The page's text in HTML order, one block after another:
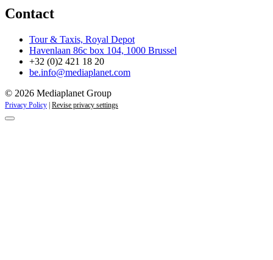
Contact
Tour & Taxis, Royal Depot
Havenlaan 86c box 104, 1000 Brussel
+32 (0)2 421 18 20
be.info@mediaplanet.com
© 2026 Mediaplanet Group
Privacy Policy Revise privacy settings